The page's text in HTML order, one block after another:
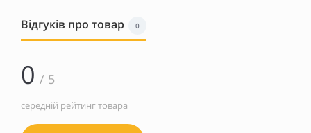
Відгуків про товар 0
0 / 5
середній рейтинг товара